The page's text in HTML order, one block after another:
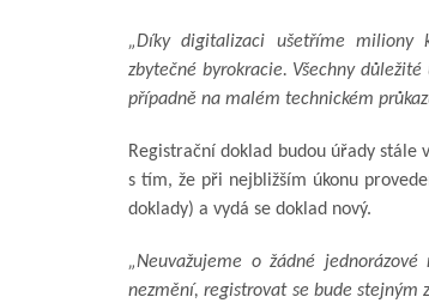
„Díky digitalizaci ušetříme miliony
zbytečné byrokracie. Všechny
případně na malém technickém
Registrační doklad budou úřady stále
s tím, že při nejbližším úkonu
doklady) a vydá se doklad nový.
„Neuvažujeme o žádné
nezmění, registrovat se bude stejným